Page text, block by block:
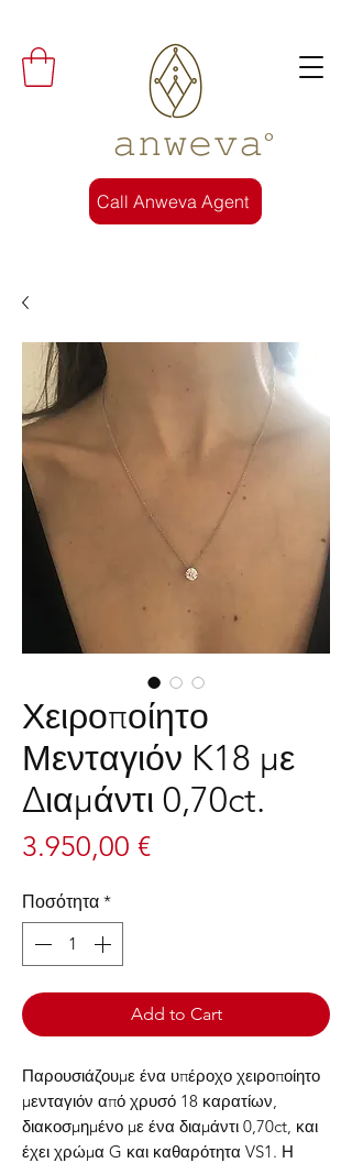
𝚊𝚗𝚠𝚎𝚟𝚊°
Call Anweva Agent
Χειροποίητο
Μενταγιόν K18 με
Διαμάντι 0,70ct.
3.950,00 €Τιμή
Ποσότητα *
Add to Cart
Παρουσιάζουμε ένα υπέροχο χειροποίητο
μενταγιόν από χρυσό 18 καρατίων,
διακοσμημένο με ένα διαμάντι 0,70ct, και
έχει χρώμα G και καθαρότητα VS1. Η